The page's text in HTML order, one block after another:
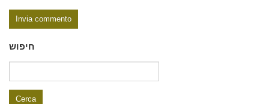
חיפוש
per: